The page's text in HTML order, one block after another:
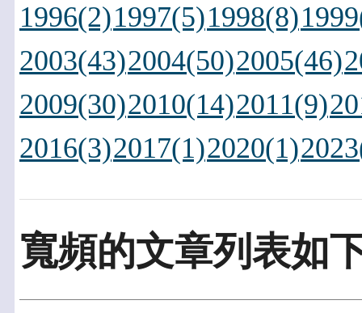
1996(2)1997(5)1998(8)
2003(43)2004(50)2005(46)
2009(30)2010(14)2011(9)
2016(3)2017(1)2020(1)
寬頻的文章列表如